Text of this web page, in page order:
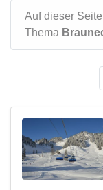
Auf dieser
Thema